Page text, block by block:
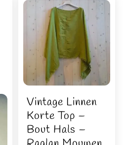
Vintage Linnen
Korte Top –
Bout Hals –